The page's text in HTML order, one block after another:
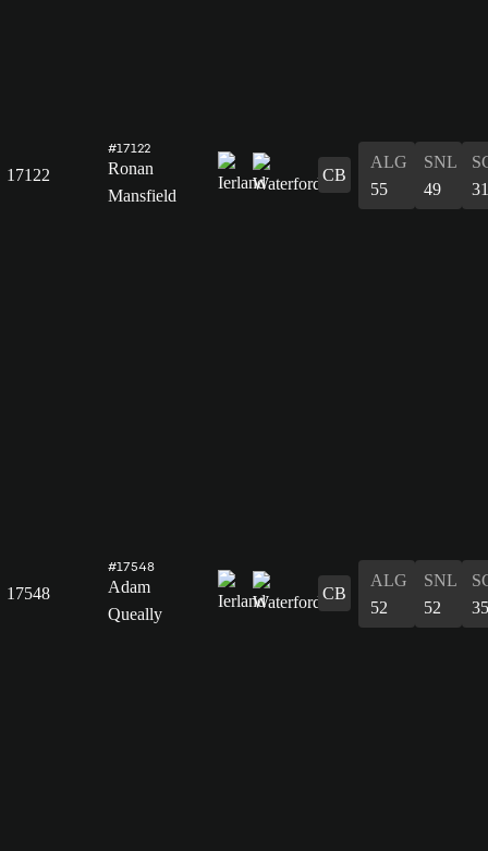
17122
#17122
Ronan
Mansfield
CB
ALG
55
SNL
49
31
17548
#17548
Adam
Queally
CB
ALG
52
SNL
52
35